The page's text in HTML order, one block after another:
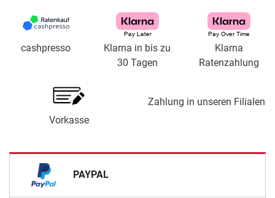
cashpresso
Klarna in bis zu
30 Tagen
Klarna
Ratenzahlung
Vorkasse
Zahlung in unseren Filialen
PAYPAL